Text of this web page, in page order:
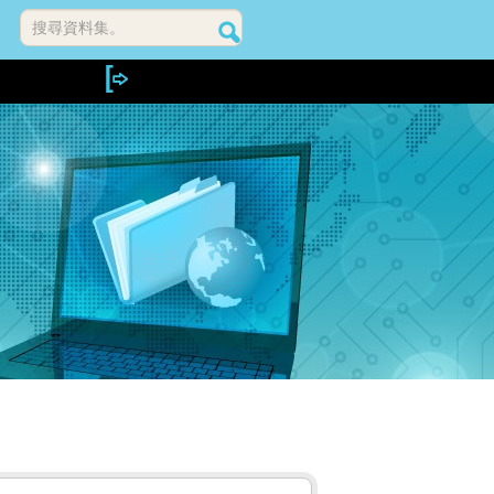
搜尋資料集。